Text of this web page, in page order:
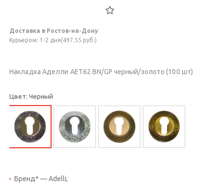
Доставка в Ростов-на-Дону
Курьером: 1-2 дня(497.55 руб.)
Накладка Аделли AET62 BN/GP черный/золото (100 шт)
Цвет: Черный
Бренд* — Adelli;